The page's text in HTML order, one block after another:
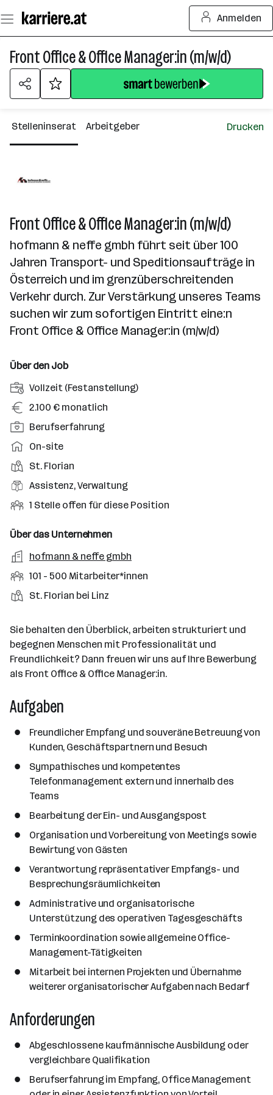
Seiteninhalt
springen
Anmelden
Front Office & Office Manager:in (m/w/d)
Stelleninserat Arbeitgeber Drucken
Front Office & Office Manager:in (m/w/d)
hofmann & neffe gmbh führt seit über 100
Jahren Transport- und Speditionsaufträge in
Österreich und im grenzüberschreitenden
Verkehr durch. Zur Verstärkung unseres Teams
suchen wir zum sofortigen Eintritt eine:n
Front Office & Office Manager:in (m/w/d)
Über den Job
A
n
t
e
l
u
n
s
r
t
Vollzeit (Festanstellung)
G
e
h
a
l
t
2.100 € monatlich
P
o
i
t
i
n
e
b
n
Berufserfahrung
A
r
b
e
i
s
m
o
d
e
On-site
D
i
n
t
o
t
St. Florian
B
e
u
s
f
l
e
r
Assistenz, Verwaltung
O
f
n
e
S
l
l
e
n
1 Stelle offen für diese Position
Über das Unternehmen
A
r
e
t
g
e
b
r
hofmann & neffe gmbh
M
i
t
r
b
e
i
e
n
n
a
101 - 500 Mitarbeiter*innen
S
a
n
d
o
t
e
St. Florian bei Linz
Sie behalten den Überblick, arbeiten strukturiert und
begegnen Menschen mit Professionalität und
Freundlichkeit? Dann freuen wir uns auf Ihre Bewerbung
als Front Office & Office Manager:in.
Aufgaben
Freundlicher Empfang und souveräne Betreuung von
Kunden, Geschäftspartnern und Besuch
Sympathisches und kompetentes
Telefonmanagement extern und innerhalb des
Teams
Bearbeitung der Ein- und Ausgangspost
Organisation und Vorbereitung von Meetings sowie
Bewirtung von Gästen
Verantwortung repräsentativer Empfangs- und
Besprechungsräumlichkeiten
Administrative und organisatorische
Unterstützung des operativen Tagesgeschäfts
Terminkoordination sowie allgemeine Office-
Management-Tätigkeiten
Mitarbeit bei internen Projekten und Übernahme
weiterer organisatorischer Aufgaben nach Bedarf
Anforderungen
Abgeschlossene kaufmännische Ausbildung oder
vergleichbare Qualifikation
Berufserfahrung im Empfang, Office Management